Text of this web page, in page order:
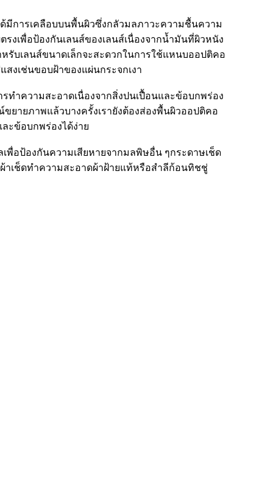
มีการเคลือบบนพื้นผิวซึ่งกลัวมลภาวะความชื้นความ
งเพื่อป้องกันเลนส์ของเลนส์เนื่องจากน้ำมันที่ผิวหนัง
รับเลนส์ขนาดเล็กจะสะดวกในการใช้แหนบออปติคอ
งเช่นขอบฝ้าของแผ่นกระจกเงา
ทำความสะอาดเนื่องจากสิ่งปนเปื้อนและข้อบกพร่อง
ยายภาพแล้วบางครั้งเรายังต้องส่องพื้นผิวออปติคอ
ะข้อบกพร่องได้ง่าย
พื่อป้องกันความเสียหายจากมลพิษอื่น ๆกระดาษเช็ด
เช็ดทำความสะอาดผ้าฝ้ายแท้หรือสำลีก้อนทิชชู่